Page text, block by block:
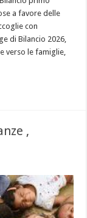
a favore delle
con
di Bilancio 2026,
verso le famiglie,
,